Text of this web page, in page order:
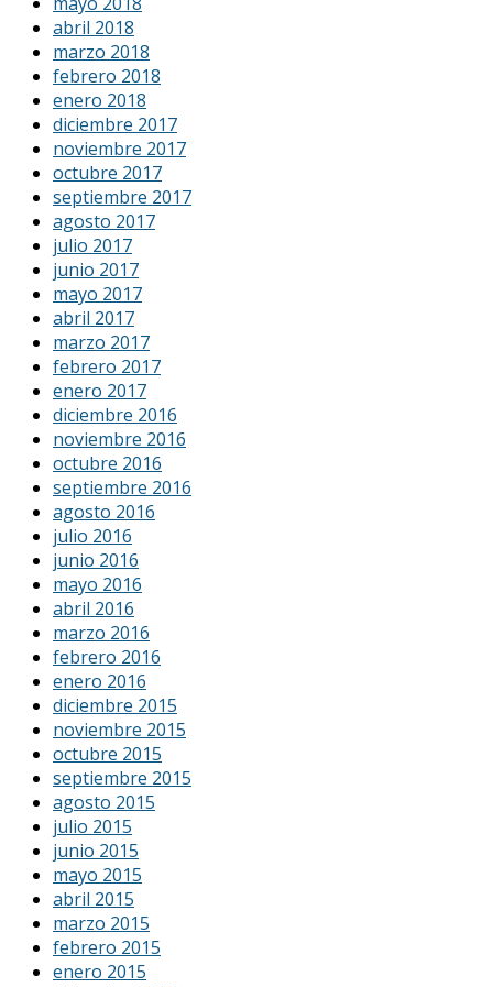
abril 2018
marzo 2018
febrero 2018
enero 2018
diciembre 2017
noviembre 2017
octubre 2017
septiembre 2017
agosto 2017
julio 2017
junio 2017
mayo 2017
abril 2017
marzo 2017
febrero 2017
enero 2017
diciembre 2016
noviembre 2016
octubre 2016
septiembre 2016
agosto 2016
julio 2016
junio 2016
mayo 2016
abril 2016
marzo 2016
febrero 2016
enero 2016
diciembre 2015
noviembre 2015
octubre 2015
septiembre 2015
agosto 2015
julio 2015
junio 2015
mayo 2015
abril 2015
marzo 2015
febrero 2015
enero 2015